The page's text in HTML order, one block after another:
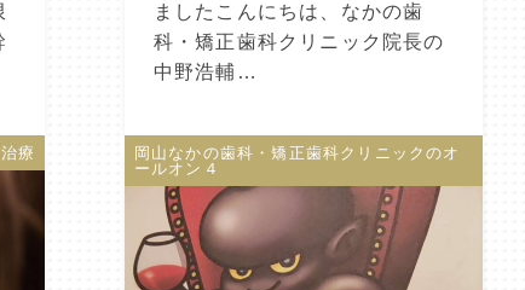
ましたこんにちは、なかの歯
科・矯正歯科クリニック院長の
中野浩輔…
療
岡山なかの歯科・矯正歯科クリニックのオ
ールオン４